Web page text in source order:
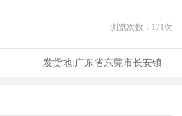
浏览次数： 171 次
发货地:广东省东莞市长安镇